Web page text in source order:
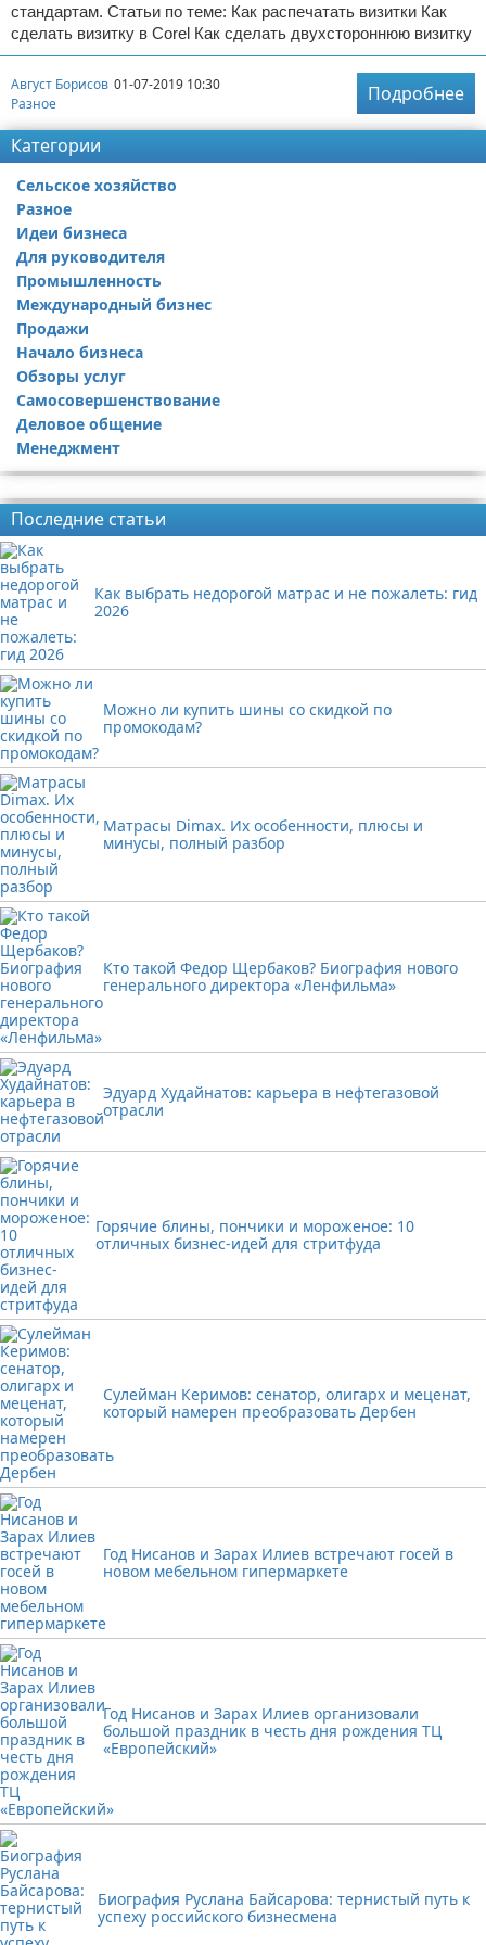
стандартам. Статьи по теме: Как распечатать визитки Как
сделать визитку в Corel Как сделать двухстороннюю визитку
Август Борисов 01-07-2019 10:30
Разное
Подробнее
Категории
Сельское хозяйство
Разное
Идеи бизнеса
Для руководителя
Промышленность
Международный бизнес
Продажи
Начало бизнеса
Обзоры услуг
Самосовершенствование
Деловое общение
Менеджмент
Последние статьи
Как выбрать недорогой матрас и не пожалеть: гид
2026
Можно ли купить шины со скидкой по
промокодам?
Матрасы Dimax. Их особенности, плюсы и
минусы, полный разбор
Кто такой Федор Щербаков? Биография нового
генерального директора «Ленфильма»
Эдуард Худайнатов: карьера в нефтегазовой
отрасли
Горячие блины, пончики и мороженое: 10
отличных бизнес-идей для стритфуда
Сулейман Керимов: сенатор, олигарх и меценат,
который намерен преобразовать Дербен
Год Нисанов и Зарах Илиев встречают госей в
новом мебельном гипермаркете
Год Нисанов и Зарах Илиев организовали
большой праздник в честь дня рождения ТЦ
«Европейский»
Биография Руслана Байсарова: тернистый путь к
успеху российского бизнесмена